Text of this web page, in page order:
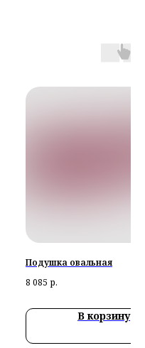
Подушка овальная
8 085 р.
В корзину